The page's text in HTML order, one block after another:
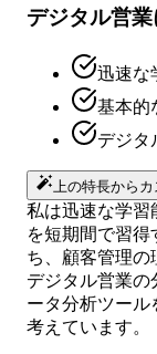
デジタル営
迅速な
基本的
デジタ
上の特長から
私は迅速な学習
を短期間で習
ち、顧客管理の
デジタル営業の
ータ分析ツール
考えています。